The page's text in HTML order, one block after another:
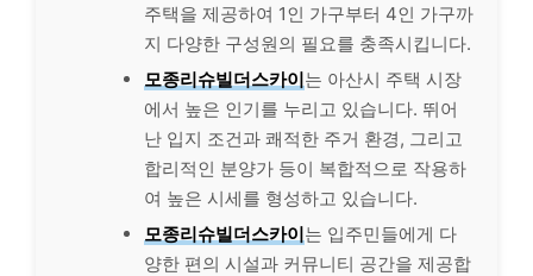
주택을 제공하여 1인 가구부터 4인 가구까
지 다양한 구성원의 필요를 충족시킵니다.
모종리슈빌더스카이는 아산시 주택 시장
에서 높은 인기를 누리고 있습니다. 뛰어
난 입지 조건과 쾌적한 주거 환경, 그리고
합리적인 분양가 등이 복합적으로 작용하
여 높은 시세를 형성하고 있습니다.
모종리슈빌더스카이는 입주민들에게 다
양한 편의 시설과 커뮤니티 공간을 제공합